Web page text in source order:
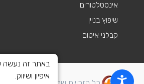
אינסטלטורים
שיפוץ בניין
קבלני איטום
איפיון ושיווק.